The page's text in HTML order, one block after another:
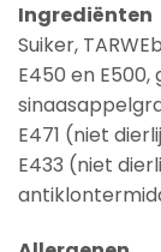
Ingrediënten
Suiker,
E450 en
E471 (niet
E433 (niet